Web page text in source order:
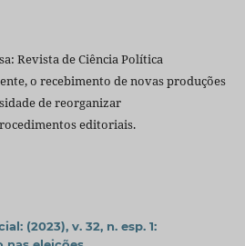
Revista de Ciência Política
o recebimento de novas produções
de reorganizar
editoriais.
(2023), v. 32, n. esp. 1: